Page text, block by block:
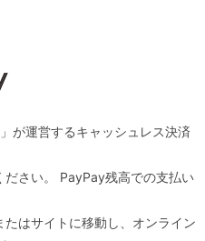
が運営するキャッシュレス決済
ださい。 PayPay残高での支払い
はサイトに移動し、オンライン